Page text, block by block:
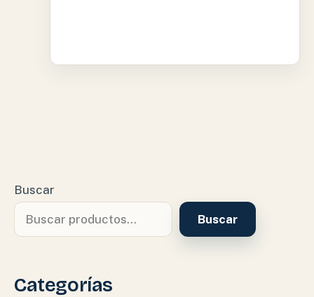
Buscar
Buscar
Categorías